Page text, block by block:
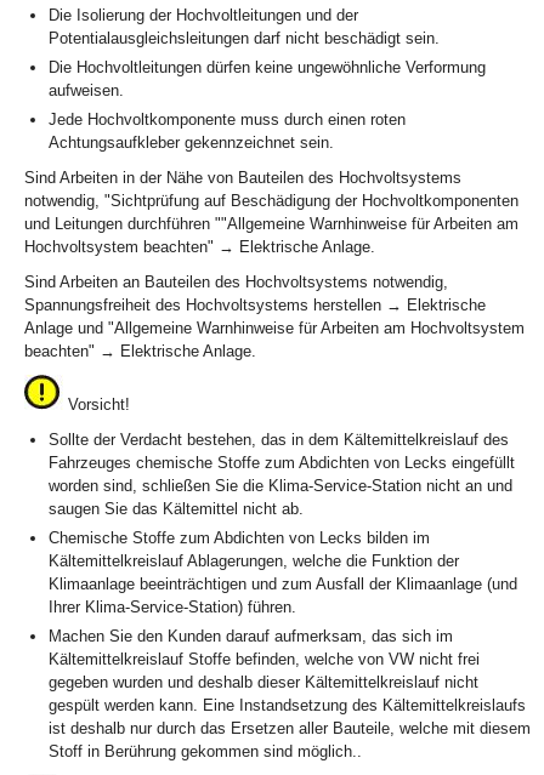
Die Isolierung der Hochvoltleitungen und der
Potentialausgleichsleitungen darf nicht beschädigt sein.
Die Hochvoltleitungen dürfen keine ungewöhnliche Verformung
aufweisen.
Jede Hochvoltkomponente muss durch einen roten
Achtungsaufkleber gekennzeichnet sein.
Sind Arbeiten in der Nähe von Bauteilen des Hochvoltsystems
notwendig, "Sichtprüfung auf Beschädigung der Hochvoltkomponenten
und Leitungen durchführen ""Allgemeine Warnhinweise für Arbeiten am
Hochvoltsystem beachten" → Elektrische Anlage.
Sind Arbeiten an Bauteilen des Hochvoltsystems notwendig,
Spannungsfreiheit des Hochvoltsystems herstellen → Elektrische
Anlage und "Allgemeine Warnhinweise für Arbeiten am Hochvoltsystem
beachten" → Elektrische Anlage.
Vorsicht!
Sollte der Verdacht bestehen, das in dem Kältemittelkreislauf des
Fahrzeuges chemische Stoffe zum Abdichten von Lecks eingefüllt
worden sind, schließen Sie die Klima-Service-Station nicht an und
saugen Sie das Kältemittel nicht ab.
Chemische Stoffe zum Abdichten von Lecks bilden im
Kältemittelkreislauf Ablagerungen, welche die Funktion der
Klimaanlage beeinträchtigen und zum Ausfall der Klimaanlage (und
Ihrer Klima-Service-Station) führen.
Machen Sie den Kunden darauf aufmerksam, das sich im
Kältemittelkreislauf Stoffe befinden, welche von VW nicht frei
gegeben wurden und deshalb dieser Kältemittelkreislauf nicht
gespült werden kann. Eine Instandsetzung des Kältemittelkreislaufs
ist deshalb nur durch das Ersetzen aller Bauteile, welche mit diesem
Stoff in Berührung gekommen sind möglich..